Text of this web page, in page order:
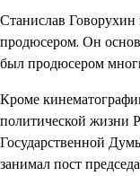
Станислав Говорухин
продюсером. Он
был продюсером
Кроме
политической жизни
Государственной
занимал пост